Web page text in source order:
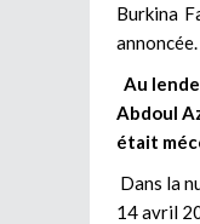
Burkina
annoncée.
Au
Abdoul
était
Dans la
14 avril